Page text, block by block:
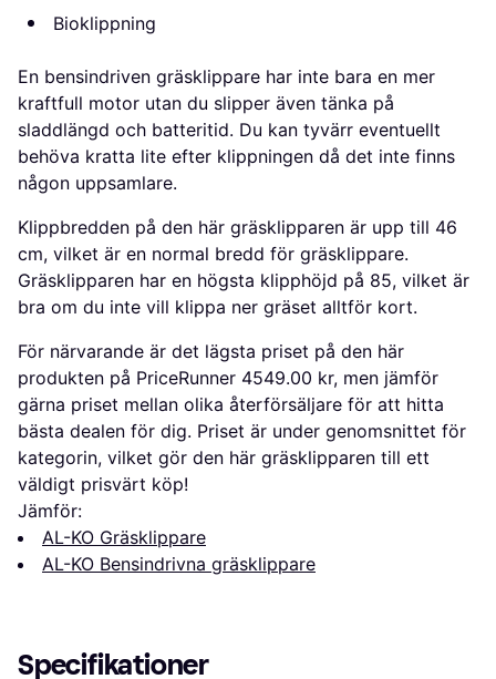
Bioklippning
En bensindriven gräsklippare har inte bara en mer
kraftfull motor utan du slipper även tänka på
sladdlängd och batteritid. Du kan tyvärr eventuellt
behöva kratta lite efter klippningen då det inte finns
någon uppsamlare.
Klippbredden på den här gräsklipparen är upp till 46
cm, vilket är en normal bredd för gräsklippare.
Gräsklipparen har en högsta klipphöjd på 85, vilket är
bra om du inte vill klippa ner gräset alltför kort.
För närvarande är det lägsta priset på den här
produkten på PriceRunner 4549.00 kr, men jämför
gärna priset mellan olika återförsäljare för att hitta
bästa dealen för dig. Priset är under genomsnittet för
kategorin, vilket gör den här gräsklipparen till ett
väldigt prisvärt köp!
Jämför:
AL-KO Gräsklippare
AL-KO Bensindrivna gräsklippare
Specifikationer